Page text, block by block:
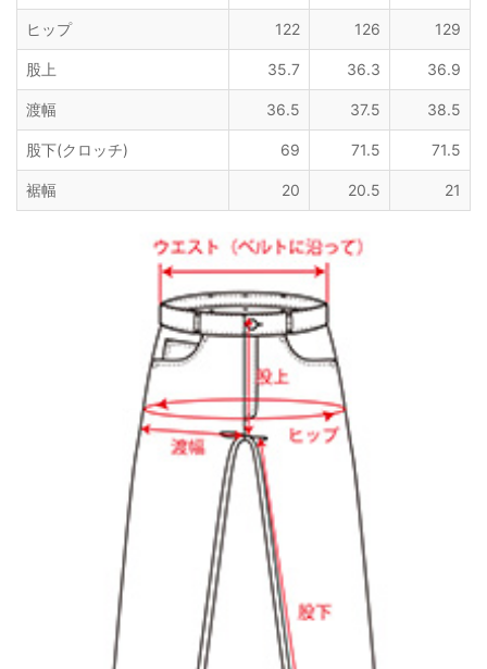
ヒップ 122 126 129
股上 35.7 36.3 36.9
渡幅 36.5 37.5 38.5
股下(クロッチ) 69 71.5 71.5
裾幅 20 20.5 21